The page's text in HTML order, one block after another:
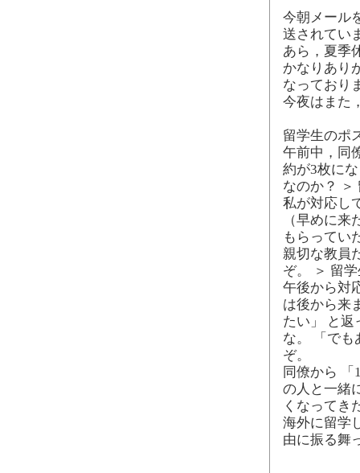
今朝メール
送されてい
あら，夏季
かなりあり
なっており
今夜はまた
留学生のポ
午前中，同
約が3枚に
なのか？ ＞
私が対応し
（早めに
もらってい
親切な教員
ぞ。 ＞ 留
午後から対
は後から来
たい」 と
な。 「で
ぞ。
同僚から 「
の人と一緒
くなってき
海外に留学
由に振る舞